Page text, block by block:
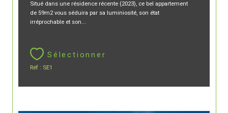
Situé dans une résidence récente (2023), ce bel appartement
de 59m2 vous séduira par sa luminiosité, son état
irréprochable et son...
Sélectionner
Réf : SE1